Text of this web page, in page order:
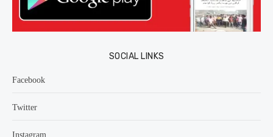
SOCIAL LINKS
Facebook
Twitter